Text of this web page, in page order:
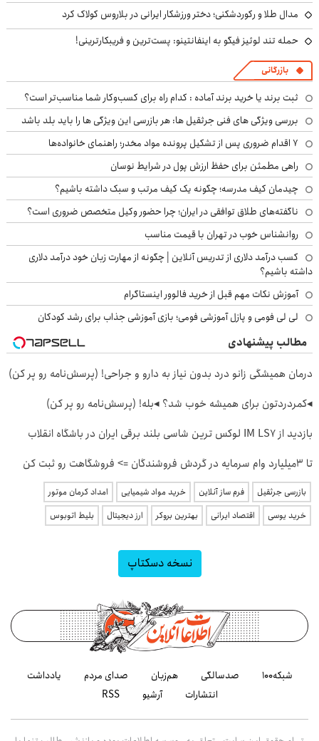
مدال طلا و رکوردشکنی؛ دختر ورزشکار ایرانی در بلاروس کولاک کرد
حمله تند لوئیز فیگو به اینفانتینو: پست‌ترین و فریبکارترینی!
بازرگانی
ثبت برند یا خرید برند آماده : کدام راه برای کسب‌وکار شما مناسب‌تر است؟
بررسی ویژگی های فنی جرثقیل ها: هر بازرسی این ویژگی ها را باید بلد باشد
۷ اقدام ضروری پس از تشکیل پرونده مواد مخدر؛ راهنمای خانواده‌ها
راهی مطمئن برای حفظ ارزش پول در شرایط نوسان
چیدمان کیف مدرسه؛ چگونه یک کیف مرتب و سبک داشته باشیم؟
ناگفته‌های طلاق توافقی در ایران؛ چرا حضور وکیل متخصص ضروری است؟
روانشناس خوب در تهران با قیمت مناسب
کسب درآمد دلاری از تدریس آنلاین | چگونه از مهارت زبان خود درآمد دلاری
داشته باشیم؟
آموزش نکات مهم قبل از خرید فالوور اینستاگرام
لی لی فومی و پازل آموزشی فومی؛ بازی آموزشی جذاب برای رشد کودکان
مطالب پیشنهادی
درمان همیشگی زانو درد بدون نیاز به دارو و جراحی! (پرسش‌نامه رو پر کن)
◂کمردردتون برای همیشه خوب شد؟ ◂بله! (پرسش‌نامه رو پر کن)
بازدید از IM LS7 لوکس ترین شاسی بلند برقی ایران در باشگاه انقلاب
تا 3میلیارد وام سرمایه در گردش فروشندگان => فروشگاهت رو ثبت کن
بازرسی جرثقیل فرم ساز آنلاین خرید مواد شیمیایی
امداد کرمان موتور
خرید یوسی
اقتصاد ایرانی بهترین بروکر ارز دیجیتال بلیط اتوبوس
نسخه دسکتاپ
شبکه۱۰۰ صدسالگی هم‌زبان صدای مردم
یادداشت
انتشارات
آرشیو RSS